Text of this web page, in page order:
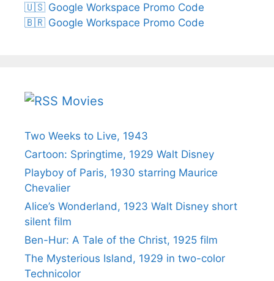
🇺🇸 Google Workspace Promo Code
🇧🇷 Google Workspace Promo Code
Movies
Two Weeks to Live, 1943
Cartoon: Springtime, 1929 Walt Disney
Playboy of Paris, 1930 starring Maurice
Chevalier
Alice’s Wonderland, 1923 Walt Disney short
silent film
Ben-Hur: A Tale of the Christ, 1925 film
The Mysterious Island, 1929 in two-color
Technicolor